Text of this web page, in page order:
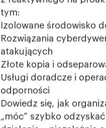
tym:
Izolowane środowisko
Rozwiązania
atakujących
Złote kopia i
Usługi doradcze i
odporności
Dowiedz się, jak
„móc” szybko